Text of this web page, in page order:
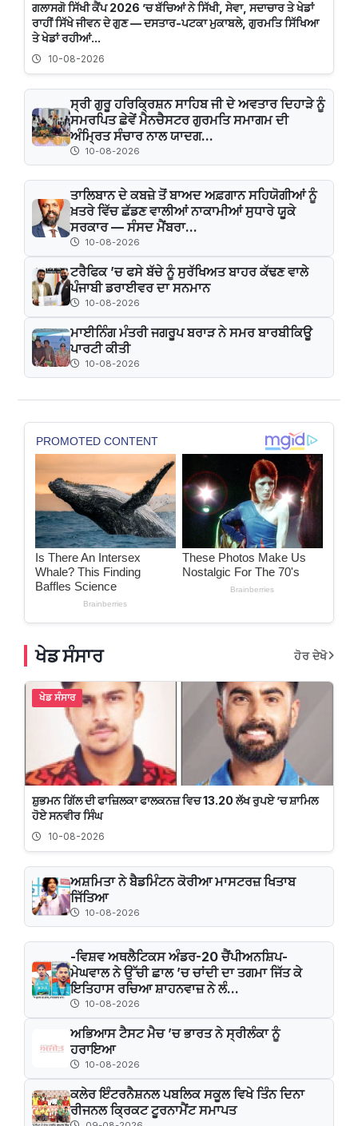
ਗਲਾਸਗੋ ਸਿੱਖੀ ਕੈਂਪ 2026 ’ਚ ਬੱਚਿਆਂ ਨੇ ਸਿੱਖੀ, ਸੇਵਾ, ਸਦਾਚਾਰ ਤੇ ਖੇਡਾਂ
ਰਾਹੀਂ ਸਿੱਖੇ ਜੀਵਨ ਦੇ ਗੁਣ — ਦਸਤਾਰ-ਪਟਕਾ ਮੁਕਾਬਲੇ, ਗੁਰਮਤਿ ਸਿੱਖਿਆ
ਤੇ ਖੇਡਾਂ ਰਹੀਆਂ...
10-08-2026
ਸ੍ਰੀ ਗੁਰੂ ਹਰਿਕ੍ਰਿਸ਼ਨ ਸਾਹਿਬ ਜੀ ਦੇ ਅਵਤਾਰ ਦਿਹਾੜੇ ਨੂੰ
ਸਮਰਪਿਤ ਛੇਵੇਂ ਮੈਨਚੈਸਟਰ ਗੁਰਮਤਿ ਸਮਾਗਮ ਦੀ
ਅੰਮ੍ਰਿਤ ਸੰਚਾਰ ਨਾਲ ਯਾਦਗ...
10-08-2026
ਤਾਲਿਬਾਨ ਦੇ ਕਬਜ਼ੇ ਤੋਂ ਬਾਅਦ ਅਫ਼ਗਾਨ ਸਹਿਯੋਗੀਆਂ ਨੂੰ
ਖ਼ਤਰੇ ਵਿੱਚ ਛੱਡਣ ਵਾਲੀਆਂ ਨਾਕਾਮੀਆਂ ਸੁਧਾਰੇ ਯੂਕੇ
ਸਰਕਾਰ — ਸੰਸਦ ਮੈਂਬਰਾ...
10-08-2026
ਟਰੈਫਿਕ ’ਚ ਫਸੇ ਬੱਚੇ ਨੂੰ ਸੁਰੱਖਿਅਤ ਬਾਹਰ ਕੱਢਣ ਵਾਲੇ
ਪੰਜਾਬੀ ਡਰਾਈਵਰ ਦਾ ਸਨਮਾਨ
10-08-2026
ਮਾਈਨਿੰਗ ਮੰਤਰੀ ਜਗਰੂਪ ਬਰਾੜ ਨੇ ਸਮਰ ਬਾਰਬੀਕਿਊ
ਪਾਰਟੀ ਕੀਤੀ
10-08-2026
ਖੇਡ ਸੰਸਾਰ ਹੋਰ ਦੇਖੋ
ਖੇਡ ਸੰਸਾਰ
ਸ਼ੁਭਮਨ ਗਿੱਲ ਦੀ ਫਾਜ਼ਿਲਕਾ ਫਾਲਕਨਜ਼ ਵਿਚ 13.20 ਲੱਖ ਰੁਪਏ ’ਚ ਸ਼ਾਮਿਲ
ਹੋਏ ਸਨਵੀਰ ਸਿੰਘ
10-08-2026
ਅਸ਼ਮਿਤਾ ਨੇ ਬੈਡਮਿੰਟਨ ਕੋਰੀਆ ਮਾਸਟਰਜ਼ ਖਿਤਾਬ
ਜਿੱਤਿਆ
10-08-2026
-ਵਿਸ਼ਵ ਅਥਲੈਟਿਕਸ ਅੰਡਰ-20 ਚੈਂਪੀਅਨਸ਼ਿਪ-
ਮੇਘਵਾਲ ਨੇ ਉੱਚੀ ਛਾਲ ’ਚ ਚਾਂਦੀ ਦਾ ਤਗਮਾ ਜਿੱਤ ਕੇ
ਇਤਿਹਾਸ ਰਚਿਆ ਸ਼ਾਹਨਵਾਜ਼ ਨੇ ਲੰ...
10-08-2026
ਅਭਿਆਸ ਟੈਸਟ ਮੈਚ ’ਚ ਭਾਰਤ ਨੇ ਸ੍ਰੀਲੰਕਾ ਨੂੰ
ਹਰਾਇਆ
10-08-2026
ਕਲੇਰ ਇੰਟਰਨੈਸ਼ਨਲ ਪਬਲਿਕ ਸਕੂਲ ਵਿਖੇ ਤਿੰਨ ਦਿਨਾ
ਰੀਜਨਲ ਕ੍ਰਿਕਟ ਟੂਰਨਾਮੈਂਟ ਸਮਾਪਤ